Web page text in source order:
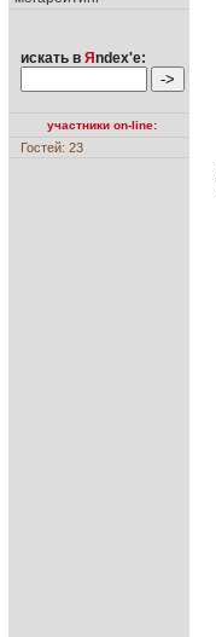
искать в Я ndex'е:
участники on-line:
Гостей: 23